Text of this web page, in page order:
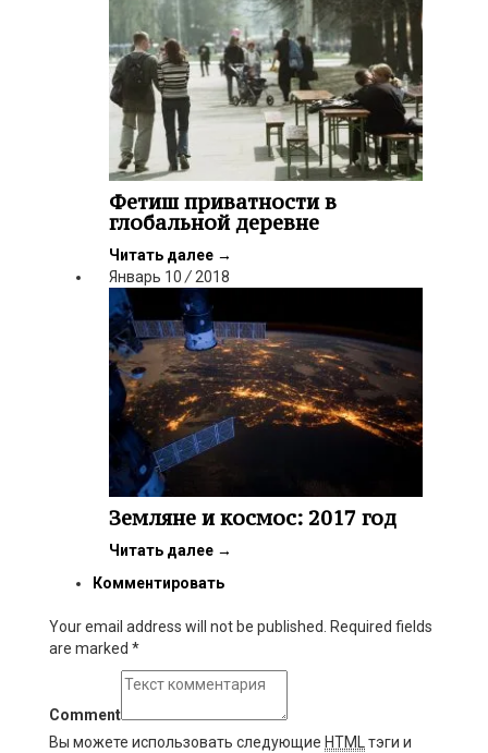
Фетиш приватности в
глобальной деревне
Читать далее →
Январь 10 / 2018
Земляне и космос: 2017 год
Читать далее →
Комментировать
Your email address will not be published. Required fields
are marked *
Comment
Вы можете использовать следующие HTML
тэги и